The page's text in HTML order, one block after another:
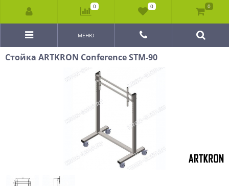
МЕНЮ
Стойка ARTKRON Conference STM-90
0 0 0